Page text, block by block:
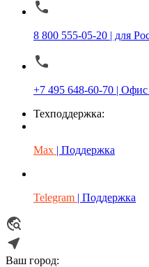
8 800 555-05-20 | для
+7 495 648-60-70 |
Техподдержка:
Max | Поддержка
Telegram | Поддержка
Ваш город: